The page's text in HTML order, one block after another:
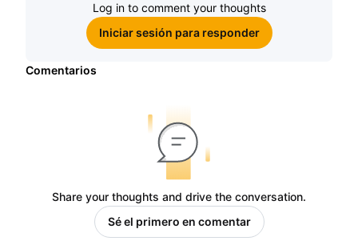
Log in to comment your thoughts
Iniciar sesión para responder
Comentarios
Share your thoughts and drive the conversation.
Sé el primero en comentar